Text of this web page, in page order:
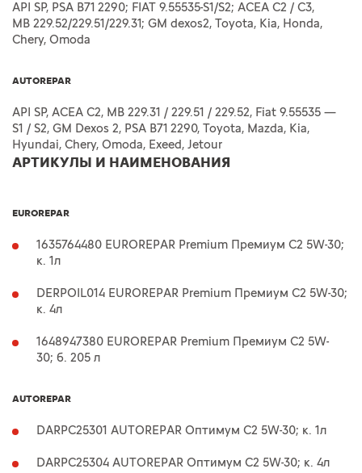
API SP, PSA B71 2290; FIAT 9.55535-S1/S2; ACEA C2 / C3,
MB 229.52/229.51/229.31; GM dexos2, Toyota, Kia, Honda,
Chery, Omoda
AUTOREPAR
API SP, ACEA C2, MB 229.31 / 229.51 / 229.52, Fiat 9.55535 —
S1 / S2, GM Dexos 2, PSA B71 2290, Toyota, Mazda, Kia,
Hyundai, Chery, Omoda, Exeed, Jetour
АРТИКУЛЫ И НАИМЕНОВАНИЯ
EUROREPAR
1635764480 EUROREPAR Premium Премиум C2 5W-30;
к. 1л
DERPOIL014 EUROREPAR Premium Премиум C2 5W-30;
к. 4л
1648947380 EUROREPAR Premium Премиум C2 5W-
30; б. 205 л
AUTOREPAR
DARPC25301 AUTOREPAR Оптимум C2 5W-30; к. 1л
DARPC25304 AUTOREPAR Оптимум C2 5W-30; к. 4л